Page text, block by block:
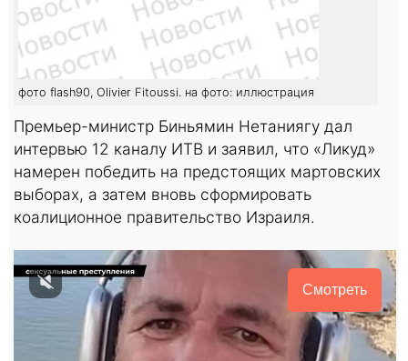
фото flash90, Olivier Fitoussi. на фото: иллюстрация
Премьер-министр Биньямин Нетаниягу дал
интервью 12 каналу ИТВ и заявил, что «Ликуд»
намерен победить на предстоящих мартовских
выборах, а затем вновь сформировать
коалиционное правительство Израиля.
Смотреть